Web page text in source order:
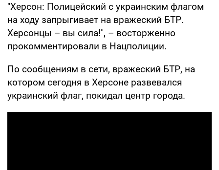
"Херсон: Полицейский с украинским флагом
на ходу запрыгивает на вражеский БТР.
Херсонцы – вы сила!", – восторженно
прокомментировали в Нацполиции.
По сообщениям в сети, вражеский БТР, на
котором сегодня в Херсоне развевался
украинский флаг, покидал центр города.